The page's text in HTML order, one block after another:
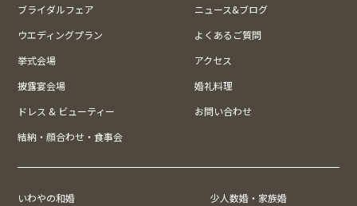
ブライダルフェア
ニュース&ブログ
ウエディングプラン
よくあるご質問
挙式会場
アクセス
披露宴会場
婚礼料理
ドレス & ビューティー
お問い合わせ
結納・顔合わせ・食事会
いわやの和婚
少人数婚・家族婚